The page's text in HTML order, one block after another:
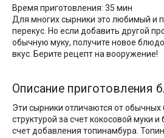
Время приготовления: 35 мин
Для многих сырники это любимый и
перекус. Но если добавить другой
обычную муку, получите новое
вкус. Берите рецепт на вооружение!
Описание приготовления
Эти сырники отличаются от
структурой за счет кокосовой муки
счет добавления топинамбура.